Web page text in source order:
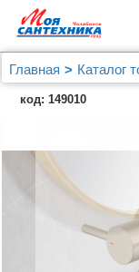
Главная Каталог
Смеситель
монтажа для
код: 149010